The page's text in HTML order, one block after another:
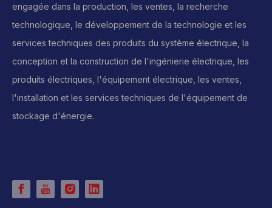
engagée dans la production, les ventes, la recherche
technologique, le développement de la technologie et les
services techniques des produits du système électrique, la
conception et la construction de l'ingénierie électrique, les
produits électriques, l'équipement électrique, les ventes,
l'installation et les services techniques de l'équipement de
stockage d'énergie.